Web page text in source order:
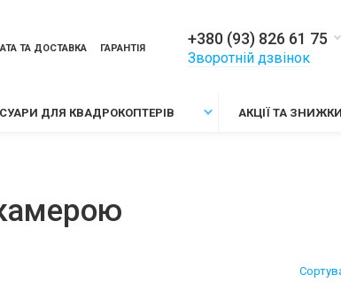
ТА ДОСТАВКА ГАРАНТІЯ
+380 (93) 826 61 75
Зворотній дзвінок
ДЛЯ КВАДРОКОПТЕРІВ АКЦІЇ ТА ЗНИЖКИ